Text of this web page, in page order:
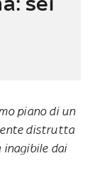
piano di un
distrutta
dai